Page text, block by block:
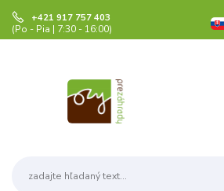
+421 917 757 403
(Po - Pia | 7:30 - 16:00)